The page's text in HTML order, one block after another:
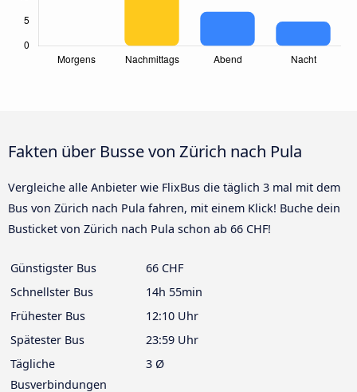
Fakten über Busse von Zürich nach Pula
Vergleiche alle Anbieter wie FlixBus die täglich 3 mal mit dem
Bus von Zürich nach Pula fahren, mit einem Klick! Buche dein
Busticket von Zürich nach Pula schon ab 66 CHF!
Günstigster Bus
66 CHF
Schnellster Bus
14h 55min
Frühester Bus
12:10 Uhr
Spätester Bus
23:59 Uhr
Tägliche
Busverbindungen
3 Ø